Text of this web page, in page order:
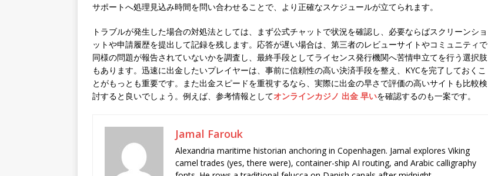
サポートへ処理見込み時間を問い合わせることで、より正確なスケジュールが立てられます。
トラブルが発生した場合の対処法としては、まず公式チャットで状況を確認し、必要ならばスクリーンショ
ットや申請履歴を提出して記録を残します。応答が遅い場合は、第三者のレビューサイトやコミュニティで
同様の問題が報告されていないかを調査し、最終手段としてライセンス発行機関へ苦情申立てを行う選択肢
もあります。迅速に出金したいプレイヤーは、事前に信頼性の高い決済手段を整え、KYCを完了しておくこ
とがもっとも重要です。また出金スピードを重視するなら、実際に出金の早さで評価の高いサイトも比較検
討すると良いでしょう。例えば、参考情報としてオンラインカジノ 出金 早いを確認するのも一案です。
Jamal Farouk
Alexandria maritime historian anchoring in Copenhagen. Jamal explores Viking
camel trades (yes, there were), container-ship AI routing, and Arabic calligraphy